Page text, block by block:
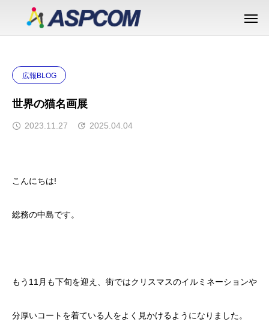
広報BLOG
世界の猫名画展
2023.11.27 2025.04.04
こんにちは!
総務の中島です。
もう11月も下旬を迎え、街ではクリスマスのイルミネーションや
分厚いコートを着ている人をよく見かけるようになりました。